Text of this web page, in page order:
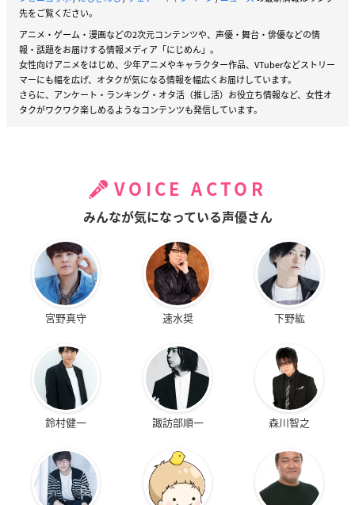
先をご覧ください。
アニメ・ゲーム・漫画などの2次元コンテンツや、声優・舞台・俳優などの情
報・話題をお届けする情報メディア「にじめん」。
女性向けアニメをはじめ、少年アニメやキャラクター作品、VTuberなどストリー
マーにも幅を広げ、オタクが気になる情報を幅広くお届けしています。
さらに、アンケート・ランキング・オタ活（推し活）お役立ち情報など、女性オ
タクがワクワク楽しめるようなコンテンツも発信しています。
VOICE ACTOR
みんなが気になっている声優さん
宮野真守 速水奨 下野紘
鈴村健一 諏訪部順一 森川智之